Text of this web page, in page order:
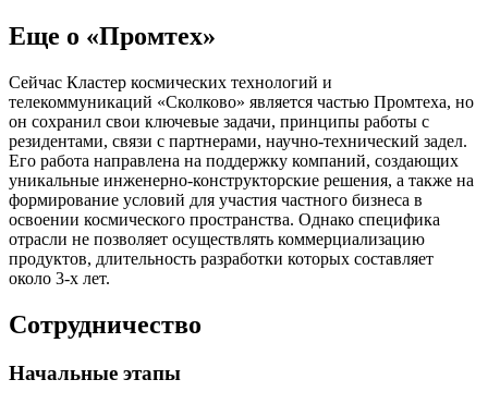
Еще о «Промтех»
Сейчас Кластер космических технологий и
телекоммуникаций «Сколково» является частью Промтеха, но
он сохранил свои ключевые задачи, принципы работы с
резидентами, связи с партнерами, научно-технический задел.
Его работа направлена на поддержку компаний, создающих
уникальные инженерно-конструкторские решения, а также на
формирование условий для участия частного бизнеса в
освоении космического пространства. Однако специфика
отрасли не позволяет осуществлять коммерциализацию
продуктов, длительность разработки которых составляет
около 3-х лет.
Сотрудничество
Начальные этапы